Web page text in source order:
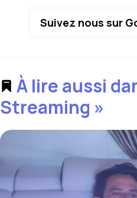
Suivez nous sur
À lire aussi
Streaming »